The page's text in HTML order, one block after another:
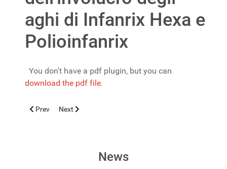
aghi di Infanrix Hexa e
Polioinfanrix
You don't have a pdf plugin, but you can
download the pdf file.
Previous article: Un trapianto di pelle geneticamente
Prev Next article: La cura dell’epidemia da HIV in età
Next
News